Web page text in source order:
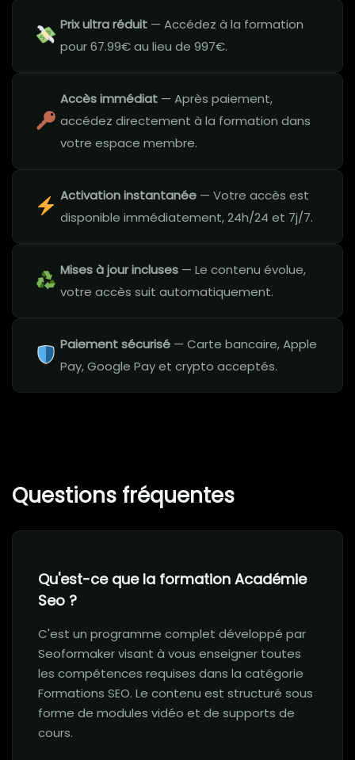
Prix ultra réduit — Accédez à la formation
pour 67.99€ au lieu de 997€.
Accès immédiat — Après paiement,
accédez directement à la formation dans
votre espace membre.
Activation instantanée — Votre accès est
disponible immédiatement, 24h/24 et 7j/7.
Mises à jour incluses — Le contenu évolue,
votre accès suit automatiquement.
Paiement sécurisé — Carte bancaire, Apple
Pay, Google Pay et crypto acceptés.
Questions fréquentes
Qu'est-ce que la formation Académie
Seo ?
C'est un programme complet développé par
Seoformaker visant à vous enseigner toutes
les compétences requises dans la catégorie
Formations SEO. Le contenu est structuré sous
forme de modules vidéo et de supports de
cours.